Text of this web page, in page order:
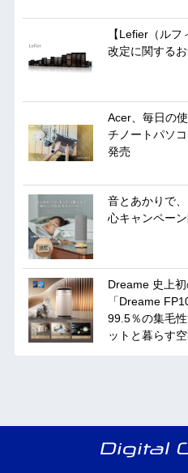
【Lefier（ル
改定に関する
Acer、毎日の
チノートパソ
発売
音とあかりで
心キャンペー
Dreame 史上
「Dreame
99.5％の集毛
ットと暮らす